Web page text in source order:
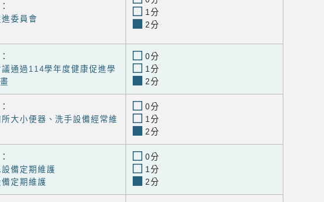
委員會
1分
2分
議通過114學年度健康促進學
0分
1分
2分
大小便器、洗手設備經常維
0分
1分
2分
備定期維護
定期維護
0分
1分
2分